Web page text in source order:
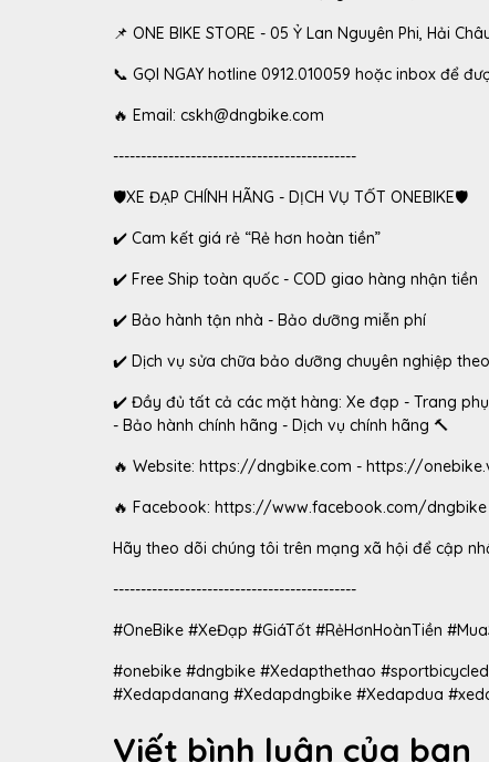
📌 ONE BIKE STORE - 05 Ỷ Lan Nguyên Phi, Hải
📞 GỌI NGAY hotline 0912.010059 hoặc inbox để
🔥 Email: cskh@dngbike.com
--------------------------------------------
🛡XE ĐẠP CHÍNH HÃNG - DỊCH VỤ TỐT ONEBIKE🛡
✔️ Cam kết giá rẻ “Rẻ hơn hoàn tiền”
✔️ Free Ship toàn quốc - COD giao hàng nhận tiền
✔️ Bảo hành tận nhà - Bảo dưỡng miễn phí
✔️ Dịch vụ sửa chữa bảo dưỡng chuyên nghiệp
✔️ Đầy đủ tất cả các mặt hàng: Xe đạp - Trang
- Bảo hành chính hãng - Dịch vụ chính hãng 🔨
🔥 Website: https://dngbike.com - https://
🔥 Facebook: https://www.facebook.com/dngbike
Hãy theo dõi chúng tôi trên mạng xã hội để cập
--------------------------------------------
#OneBike #XeĐạp #GiáTốt #RẻHơnHoànTiền
#onebike #dngbike #Xedapthethao
#Xedapdanang #Xedapdngbike #Xedapdua
Viết bình luận của bạn